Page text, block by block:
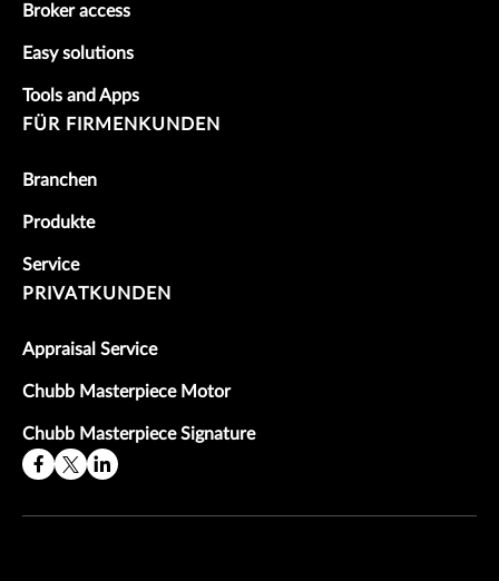
Broker access
Easy solutions
Tools and Apps
FÜR FIRMENKUNDEN
Branchen
Produkte
Service
PRIVATKUNDEN
Appraisal Service
Chubb Masterpiece Motor
Chubb Masterpiece Signature